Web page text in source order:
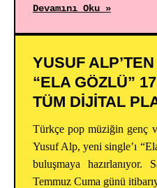
Devamını Oku »
YUSUF
“ELA GÖZLÜ”
TÜM DİJİTAL
Türkçe pop müziğin genç
Yusuf Alp, yeni single’ı
buluşmaya hazırlanıyor.
Temmuz Cuma günü